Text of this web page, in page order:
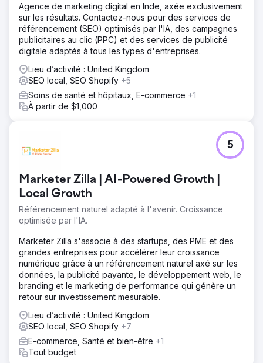
Agence de marketing digital en Inde, axée exclusivement
sur les résultats. Contactez-nous pour des services de
référencement (SEO) optimisés par l'IA, des campagnes
publicitaires au clic (PPC) et des services de publicité
digitale adaptés à tous les types d'entreprises.
Lieu d’activité : United Kingdom
SEO local, SEO Shopify +5
Soins de santé et hôpitaux, E-commerce +1
À partir de $1,000
Marketer Zilla | AI-Powered Growth |
Local Growth
Référencement naturel adapté à l'avenir. Croissance
optimisée par l'IA.
5
Marketer Zilla s'associe à des startups, des PME et des
grandes entreprises pour accélérer leur croissance
numérique grâce à un référencement naturel axé sur les
données, la publicité payante, le développement web, le
branding et le marketing de performance qui génère un
retour sur investissement mesurable.
Lieu d’activité : United Kingdom
SEO local, SEO Shopify +7
E-commerce, Santé et bien-être +1
Tout budget